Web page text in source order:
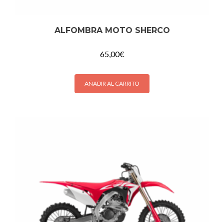
ALFOMBRA MOTO SHERCO
65,00€
AÑADIR AL CARRITO